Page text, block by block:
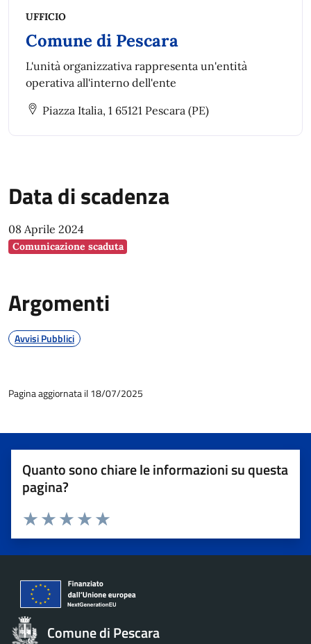
UFFICIO
Comune di Pescara
L'unità organizzativa rappresenta un'entità
operativa all'interno dell'ente
Piazza Italia, 1 65121 Pescara (PE)
Data di scadenza
08 Aprile 2024
Comunicazione scaduta
Argomenti
Avvisi Pubblici
Pagina aggiornata il 18/07/2025
Quanto sono chiare le informazioni su questa
pagina?
Valuta 5 stelle su 5
Valuta 4 stelle su 5
Valuta 3 stelle su 5
Valuta 2 stelle su 5
Valuta 1 stelle su 5
Comune di Pescara